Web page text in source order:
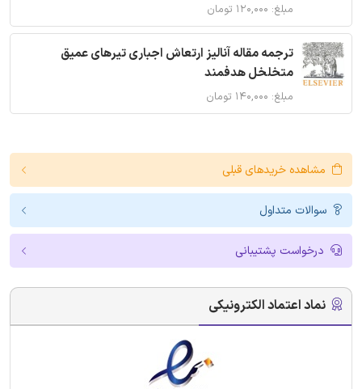
مبلغ: ۱۲۰,۰۰۰ تومان
ترجمه مقاله آنالیز ارتعاش اجباری تیرهای عمیق
متخلخل هدفمند
مبلغ: ۱۴۰,۰۰۰ تومان
مشاهده خریدهای قبلی
سوالات متداول
درخواست پشتیبانی
نماد اعتماد الکترونیکی